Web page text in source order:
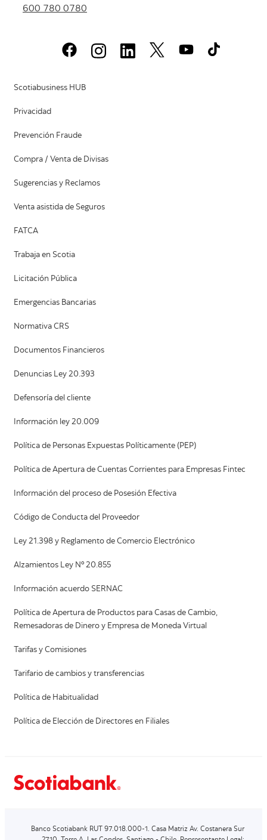
600 780 0780
Scotiabusiness HUB
Privacidad
Prevención Fraude
Compra / Venta de Divisas
Sugerencias y Reclamos
Venta asistida de Seguros
FATCA
Trabaja en Scotia
Licitación Pública
Emergencias Bancarias
Normativa CRS
Documentos Financieros
Denuncias Ley 20.393
Defensoría del cliente
Información ley 20.009
Política de Personas Expuestas Políticamente (PEP)
Política de Apertura de Cuentas Corrientes para Empresas Fintec
Información del proceso de Posesión Efectiva
Código de Conducta del Proveedor
Ley 21.398 y Reglamento de Comercio Electrónico
Alzamientos Ley Nº 20.855
Información acuerdo SERNAC
Política de Apertura de Productos para Casas de Cambio,
Remesadoras de Dinero y Empresa de Moneda Virtual
Tarifas y Comisiones
Tarifario de cambios y transferencias
Política de Habitualidad
Política de Elección de Directores en Filiales
Banco Scotiabank RUT 97.018.000-1. Casa Matriz Av. Costanera Sur